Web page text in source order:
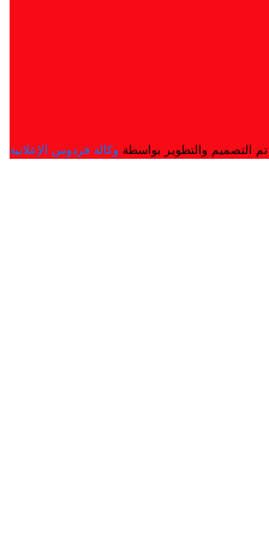
تم التصميم والتطوير بواسطة وكالة فردوس الإعلانية